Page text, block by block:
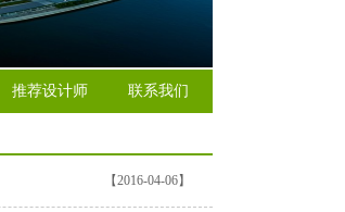
推荐设计师 联系我们
【2016-04-06】